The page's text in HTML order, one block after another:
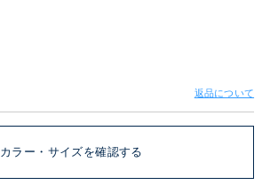
返品について
カラー・サイズを確認する